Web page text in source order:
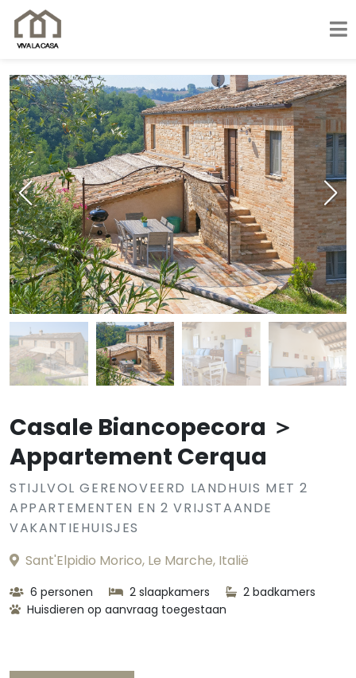
Casale Biancopecora ＞
Appartement Cerqua
STIJLVOL GERENOVEERD LANDHUIS MET 2
APPARTEMENTEN EN 2 VRIJSTAANDE
VAKANTIEHUISJES
Sant'Elpidio Morico, Le Marche, Italië
6 personen 2 slaapkamers
2 badkamers
Huisdieren op aanvraag toegestaan